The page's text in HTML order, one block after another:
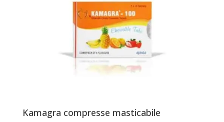
Kamagra compresse masticabile